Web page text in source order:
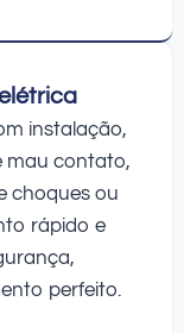
instalação,
mau contato,
choques ou
rápido e
perfeito.